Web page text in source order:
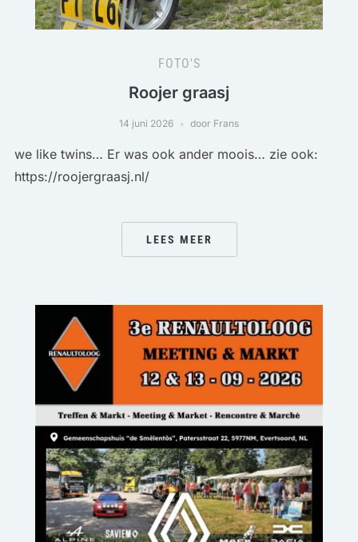
FOTO'S
Roojer graasj
14 juni 2026 door Frans
we like twins… Er was ook ander moois… zie ook:
https://roojergraasj.nl/
LEES MEER